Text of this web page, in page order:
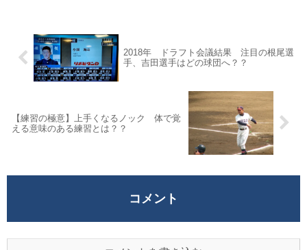
2018年 ドラフト会議結果 注目の根尾選
手、吉田選手はどの球団へ？？
【練習の極意】上手くなるノック 体で覚
える意味のある練習とは？？
コメント